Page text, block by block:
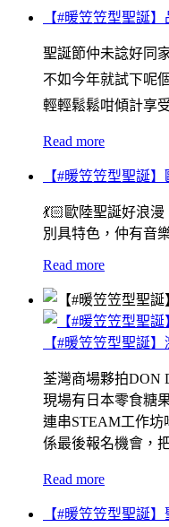
【#暖笠笠型聖誕
聖誕節仲未諗好同
不如今年就試下呢
輕輕鬆鬆咁傾計享
Read more
【#暖笠笠型聖誕
💃🏻歐陸聖誕好浪
別具特色，仲有音
Read more
【#暖笠笠型聖誕
荃灣商場夥拍DON
現場有日本零食糖
連串STEAM工作坊
係最後報名機會，
Read more
【#暖笠笠型聖誕